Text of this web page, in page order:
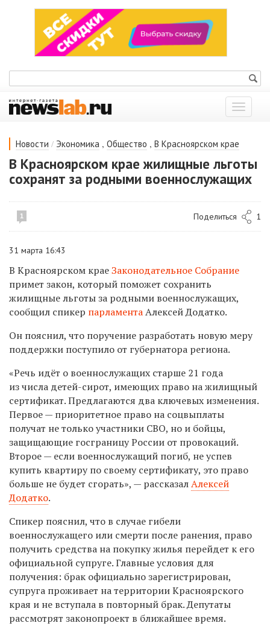
Показать
меню
Новости / Экономика , Общество , В Красноярском крае
В Красноярском крае жилищные льготы
сохранят за родными военнослужащих
1 Поделиться 1
31 марта 16:43
В Красноярском краеЗаконодательное Собрание
примет закон, который поможет сохранить
жилищные льготы за родными военнослужащих,
сообщил спикер парламентаАлексей Додатко.
Он пояснил, что поручение разработать новую меру
поддержки поступило от губернатора региона.
«Речь идёт о военнослужащих старше 21 года
из числа детей-сирот, имеющих право на жилищный
сертификат. Предлагаются два ключевых изменения.
Первое— приоритетное право на соцвыплаты
получат не только участники СВО, но и бойцы,
защищающие госграницу России от провокаций.
Второе— если военнослужащий погиб, не успев
купить квартиру по своему сертификату, это право
больше не будет сгорать», — рассказалАлексей
Додатко.
Спикер пояснил, что в случае гибели
военнослужащего или смерти после ранения, право
получить средства на покупку жилья перейдет к его
официальной супруге. Главные условия для
получения: брак официально зарегистрирован,
супруга проживает на территории Красноярского
края и не вступала в повторный брак. Депутаты
рассмотрят законопроект в ближайшее время.